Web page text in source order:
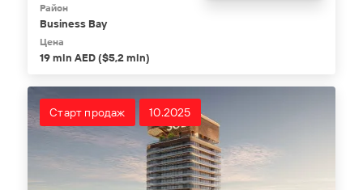
Район
Business Bay
Цена
19 mln AED ($5,2 mln)
Старт продаж 10.2025